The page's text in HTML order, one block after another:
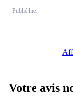
Publié hier
Votre avis